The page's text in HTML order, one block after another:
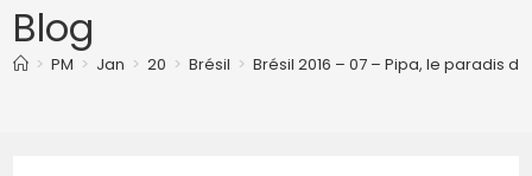
Blog
> PM > Jan > 20 > Brésil > Brésil 2016 – 07 – Pipa, le paradis